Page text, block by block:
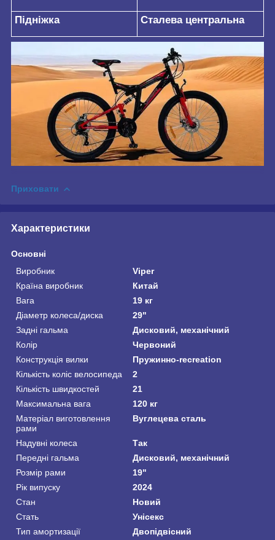
Підніжка Сталева центральна
Приховати
Характеристики
Основні
Виробник
Viper
Країна виробник
Китай
Вага
19 кг
Діаметр колеса/диска
29"
Задні гальма
Дисковий, механічний
Колір
Червоний
Конструкція вилки
Пружинно-recreation
Кількість коліс велосипеда
2
Кількість швидкостей
21
Максимальна вага
120 кг
Матеріал виготовлення
рами
Вуглецева сталь
Надувні колеса
Так
Передні гальма
Дисковий, механічний
Розмір рами
19"
Рік випуску
2024
Стан
Новий
Стать
Унісекс
Тип амортизації
Двопідвісний